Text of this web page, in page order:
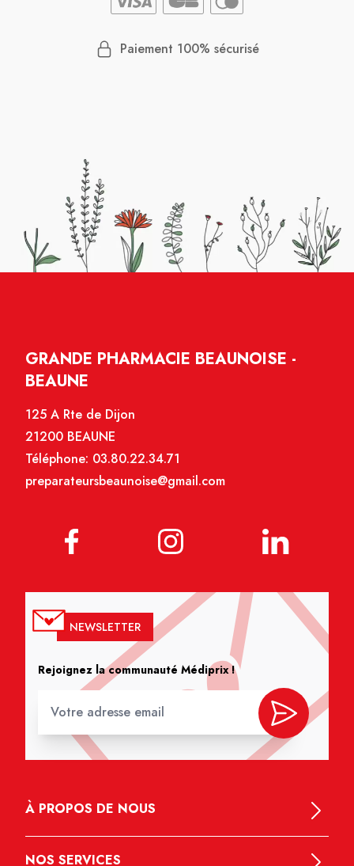
Paiement 100% sécurisé
GRANDE PHARMACIE BEAUNOISE -
BEAUNE
125 A Rte de Dijon
21200 BEAUNE
Téléphone: 03.80.22.34.71
preparateursbeaunoise@gmail.com
NEWSLETTER
Rejoignez la communauté Médiprix !
À PROPOS DE NOUS
NOS SERVICES